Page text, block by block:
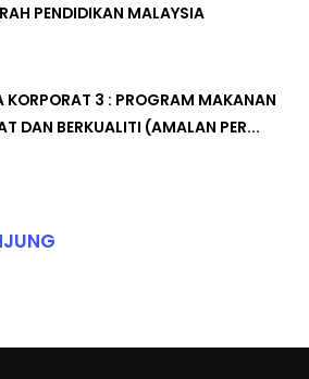
PENDIDIKAN MALAYSIA
KORPORAT 3 : PROGRAM MAKANAN
DAN BERKUALITI (AMALAN PER...